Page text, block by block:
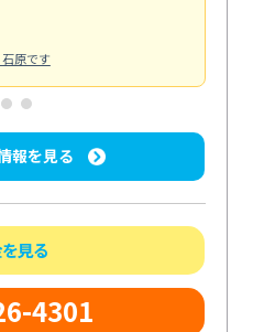
原です
報を見る
見る
4301